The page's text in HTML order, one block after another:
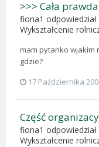
>>> Cała
fiona1 odpowiedział
Wykształcenie
mam pytanko wjakim
gdzie?
17 Października
Część
fiona1 odpowiedział
Wykształcenie